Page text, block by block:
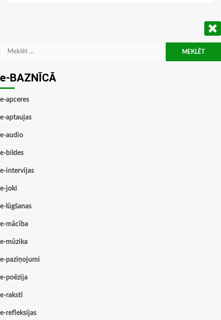
Meklēt:
e-BAZNĪCĀ
e-apceres
e-aptaujas
e-audio
e-bildes
e-intervijas
e-joki
e-lūgšanas
e-mācība
e-mūzika
e-paziņojumi
e-poēzija
e-raksti
e-refleksijas